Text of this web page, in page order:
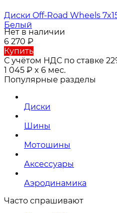
Диски Off-Road Wheels
Белый
Нет в наличии
6 270 ₽
Купить
С учётом НДС по ставке
1 045 ₽ x 6 мес.
Популярные разделы
Диски
Шины
Мотошины
Аксессуары
Аэродинамика
Часто спрашивают